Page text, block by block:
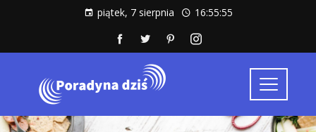
piątek, 7 sierpnia 16:55:56